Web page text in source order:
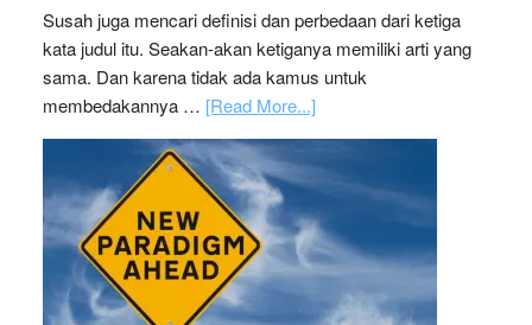
Susah juga mencari definisi dan perbedaan dari ketiga
kata judul itu. Seakan-akan ketiganya memiliki arti yang
sama. Dan karena tidak ada kamus untuk
membedakannya … [Read More...]